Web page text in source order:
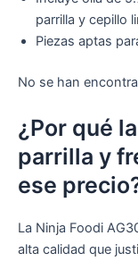
parrilla y cepillo
Piezas aptas
No se han
¿Por qué
parrilla y
ese
La Ninja Foodi
alta calidad que